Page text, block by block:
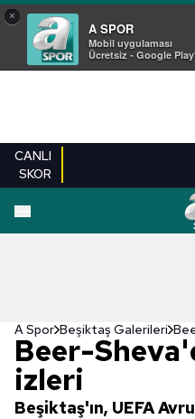
×
A SPOR
Mobil uygulaması
Ücretsiz - Google
CANLI
SKOR
EN YENILER
A Spor Beşiktaş Galerileri
Beer-
izleri
Beşiktaş'ın, UEFA